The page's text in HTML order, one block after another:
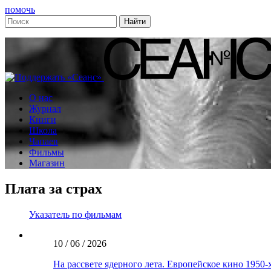
помочь
О нас
Журнал
Книги
Школа
Чапаев
Фильмы
Магазин
Плата за страх
Указатель по фильмам
10 / 06 / 2026
На рассвете ядерного лета. Европейское кино 1950-